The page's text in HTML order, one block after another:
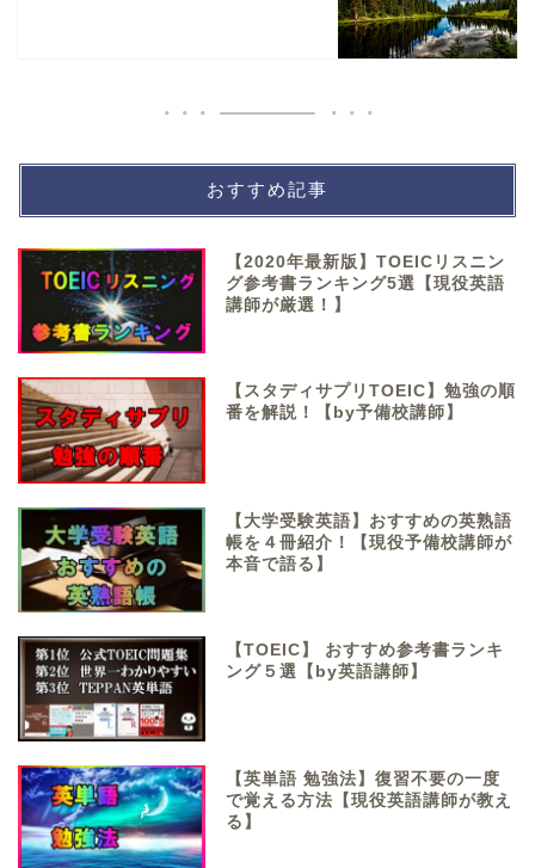
おすすめ記事
【2020年最新版】TOEICリスニン
グ参考書ランキング5選【現役英語
講師が厳選！】
【スタディサプリTOEIC】勉強の順
番を解説！【by予備校講師】
【大学受験英語】おすすめの英熟語
帳を４冊紹介！【現役予備校講師が
本音で語る】
【TOEIC】 おすすめ参考書ランキ
ング５選【by英語講師】
【英単語 勉強法】復習不要の一度
で覚える方法【現役英語講師が教え
る】